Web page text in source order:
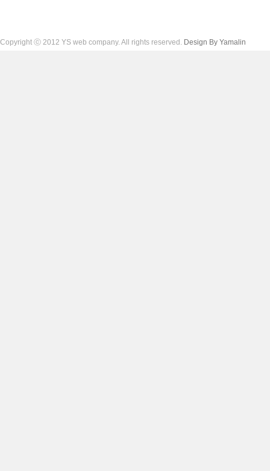
Copyright ⓒ 2012 YS web company. All rights reserved. Design By Yamalin